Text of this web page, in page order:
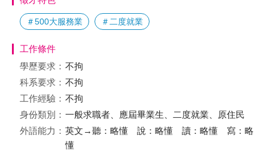
＃500大服務業 ＃二度就業
工作條件
學歷要求： 不拘
科系要求： 不拘
工作經驗： 不拘
身份類別： 一般求職者、應屆畢業生、二度就業、原住民
外語能力： 英文→聽：略懂 說：略懂 讀：略懂 寫：略
懂